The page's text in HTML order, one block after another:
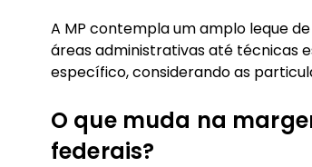
4. Como calcular seu novo salário
4.1. Fórmula para reajuste
4.2. Impacto nos descontos
4.3. Diferença entre aumento
A MP contempla um amplo leque
áreas administrativas até técnicas
específico, considerando as
O que muda na
federais?